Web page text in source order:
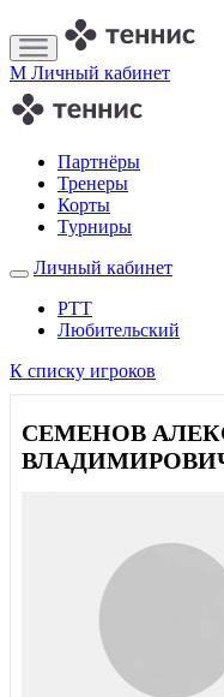
M Личный кабинет
Партнёры
Тренеры
Корты
Турниры
Личный кабинет
РТТ
Любительский
К списку игроков
СЕМЕНОВ